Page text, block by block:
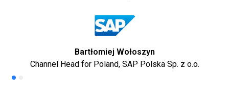
Bartłomiej Wołoszyn
Channel Head for Poland, SAP Polska Sp. z o.o.